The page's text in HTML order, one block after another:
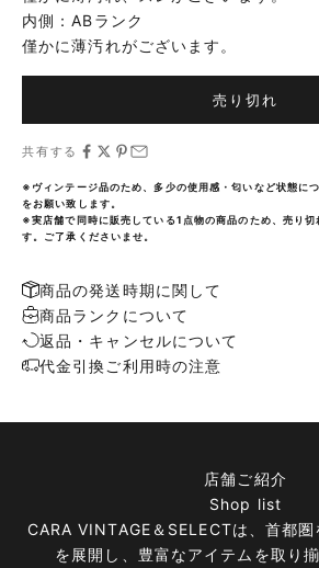
内側：ABランク
僅かに薄汚れがございます。
売り切れ
共有する
※ヴィンテージ品のため、多少の使用感・匂いなど状態に
をお願い致します。
※実店舗で同時に販売している1点物の商品のため、売り切
す。ご了承くださいませ。
商品の発送時期に関して
商品ランクについて
返品・キャンセルについて
代金引換ご利用時の注意
店舗ご紹介
Shop list
CARA VINTAGE＆SELECTは、首都
を展開し、豊富なアイテムを取り